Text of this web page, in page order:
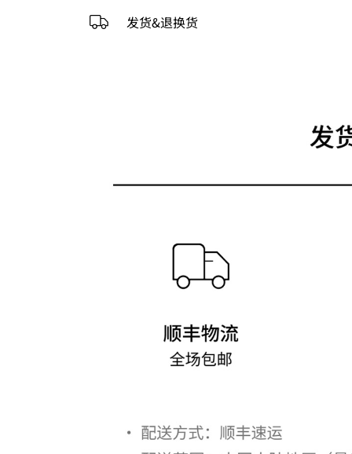
发货&退换货